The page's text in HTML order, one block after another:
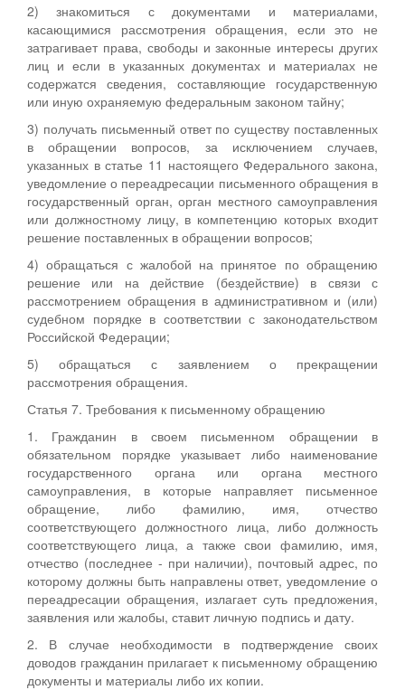
2) знакомиться с документами и материалами,
касающимися рассмотрения обращения, если это не
затрагивает права, свободы и законные интересы других
лиц и если в указанных документах и материалах не
содержатся сведения, составляющие государственную
или иную охраняемую федеральным законом тайну;
3) получать письменный ответ по существу поставленных
в обращении вопросов, за исключением случаев,
указанных в статье 11 настоящего Федерального закона,
уведомление о переадресации письменного обращения в
государственный орган, орган местного самоуправления
или должностному лицу, в компетенцию которых входит
решение поставленных в обращении вопросов;
4) обращаться с жалобой на принятое по обращению
решение или на действие (бездействие) в связи с
рассмотрением обращения в административном и (или)
судебном порядке в соответствии с законодательством
Российской Федерации;
5) обращаться с заявлением о прекращении
рассмотрения обращения.
Статья 7. Требования к письменному обращению
1. Гражданин в своем письменном обращении в
обязательном порядке указывает либо наименование
государственного органа или органа местного
самоуправления, в которые направляет письменное
обращение, либо фамилию, имя, отчество
соответствующего должностного лица, либо должность
соответствующего лица, а также свои фамилию, имя,
отчество (последнее - при наличии), почтовый адрес, по
которому должны быть направлены ответ, уведомление о
переадресации обращения, излагает суть предложения,
заявления или жалобы, ставит личную подпись и дату.
2. В случае необходимости в подтверждение своих
доводов гражданин прилагает к письменному обращению
документы и материалы либо их копии.